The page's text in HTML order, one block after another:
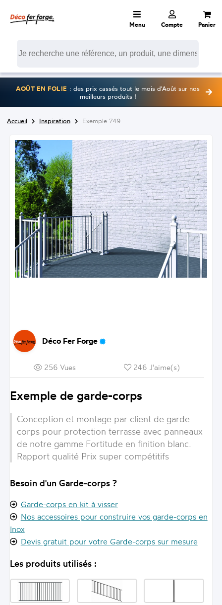
Menu Compte Panier
AOÛT EN FOLIE : des prix cassés tout le mois d'Août sur nos
meilleurs produits !
Accueil Inspiration Exemple 749
Déco Fer Forge
256 Vues 246 J'aime(s)
Exemple de garde-corps
Conception et montage par client de garde
corps pour protection terrasse avec panneaux
de notre gamme Fortitude en finition blanc.
Rapport qualité Prix super compétitifs
Besoin d'un Garde-corps ?
Garde-corps en kit à visser
Nos accessoires pour construire vos garde-corps en
Inox
Devis gratuit pour votre Garde-corps sur mesure
Les produits utilisés :